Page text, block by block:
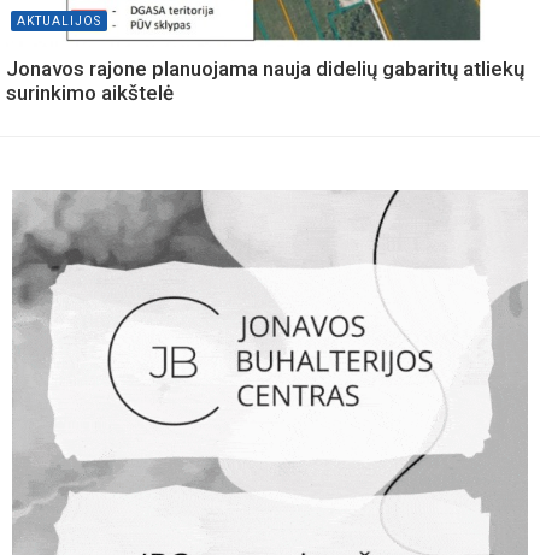
AKTUALIJOS
Jonavos rajone planuojama nauja didelių gabaritų atliekų
surinkimo aikštelė
Dviračių takui iki Lokio tvenkinio, priedangoms, keliams ir
elektromobiliams seniūnijose: Jonavos rajono taryba
svarstys biudžeto pakeitimus
SAVIVALDYBE
Atnaujinta šunų dresūros aikštelė
AKTUALIJOS
Jonavoje - siūlymas diegti elektroninių cigarečių
detektorius mokykloje, tvarkyti Rimkų laiptus ir ruošti
gimnazistus Dainų šventei
AKTUALIJOS